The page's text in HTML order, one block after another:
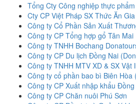
Tổng Cty Công nghiệp thực
Cty CP Việt Pháp SX Thức Ăn
Công ty Cổ Phần Sản Xuất
Công ty CP Tổng hợp gổ Tân Mai
Công ty TNHH Bochang
Công ty CP Du lịch Đồng Nai
Công ty TNHH MTV XD & SX Vật
Công ty cổ phần bao bì Biên Hòa
Công ty CP Xuất nhập khẩu
Công ty CP Chăn nuôi Phú Sơn